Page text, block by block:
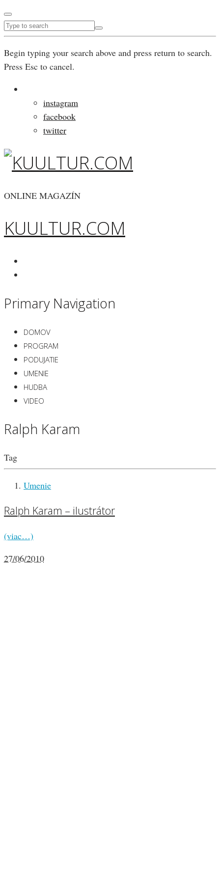
Begin typing your search above and press return to search.
Press Esc to cancel.
instagram
facebook
twitter
ONLINE MAGAZÍN
KUULTUR.COM
Primary Navigation
DOMOV
PROGRAM
PODUJATIE
UMENIE
HUDBA
VIDEO
Ralph Karam
Tag
Umenie
Ralph Karam – ilustrátor
(viac…)
27/06/2010